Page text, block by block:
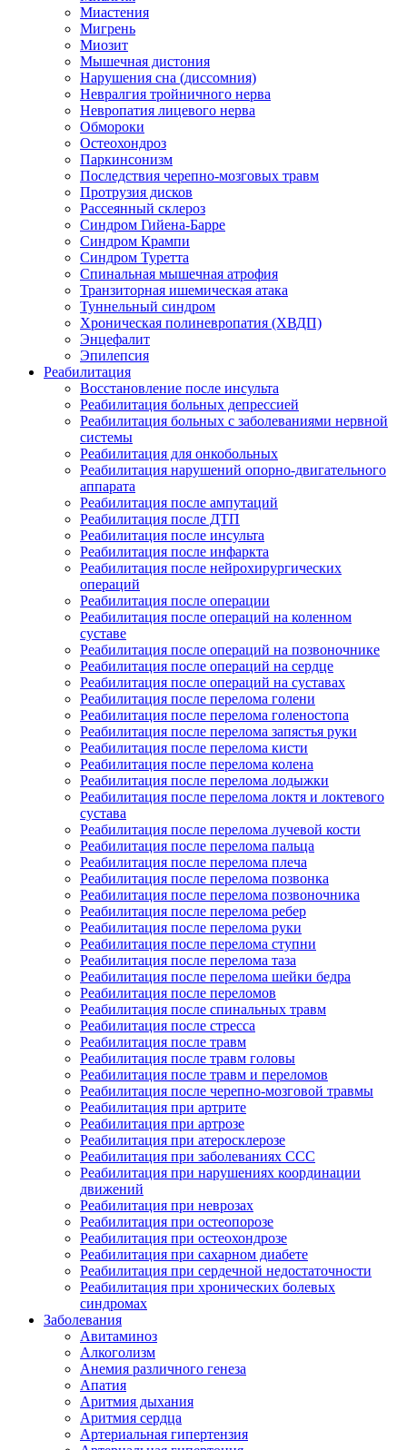
Миастения
Мигрень
Миозит
Мышечная дистония
Нарушения сна (диссомния)
Невралгия тройничного нерва
Невропатия лицевого нерва
Обмороки
Остеохондроз
Паркинсонизм
Последствия черепно-мозговых травм
Протрузия дисков
Рассеянный склероз
Синдром Гийена-Барре
Синдром Крампи
Синдром Туретта
Спинальная мышечная атрофия
Транзиторная ишемическая атака
Туннельный синдром
Хроническая полиневропатия (ХВДП)
Энцефалит
Эпилепсия
Реабилитация
Восстановление после инсульта
Реабилитация больных депрессией
Реабилитация больных с заболеваниями нервной
системы
Реабилитация для онкобольных
Реабилитация нарушений опорно-двигательного
аппарата
Реабилитация после ампутаций
Реабилитация после ДТП
Реабилитация после инсульта
Реабилитация после инфаркта
Реабилитация после нейрохирургических
операций
Реабилитация после операции
Реабилитация после операций на коленном
суставе
Реабилитация после операций на позвоночнике
Реабилитация после операций на сердце
Реабилитация после операций на суставах
Реабилитация после перелома голени
Реабилитация после перелома голеностопа
Реабилитация после перелома запястья руки
Реабилитация после перелома кисти
Реабилитация после перелома колена
Реабилитация после перелома лодыжки
Реабилитация после перелома локтя и локтевого
сустава
Реабилитация после перелома лучевой кости
Реабилитация после перелома пальца
Реабилитация после перелома плеча
Реабилитация после перелома позвонка
Реабилитация после перелома позвоночника
Реабилитация после перелома ребер
Реабилитация после перелома руки
Реабилитация после перелома ступни
Реабилитация после перелома таза
Реабилитация после перелома шейки бедра
Реабилитация после переломов
Реабилитация после спинальных травм
Реабилитация после стресса
Реабилитация после травм
Реабилитация после травм головы
Реабилитация после травм и переломов
Реабилитация после черепно-мозговой травмы
Реабилитация при артрите
Реабилитация при артрозе
Реабилитация при атеросклерозе
Реабилитация при заболеваниях ССС
Реабилитация при нарушениях координации
движений
Реабилитация при неврозах
Реабилитация при остеопорозе
Реабилитация при остеохондрозе
Реабилитация при сахарном диабете
Реабилитация при сердечной недостаточности
Реабилитация при хронических болевых
синдромах
Заболевания
Авитаминоз
Алкоголизм
Анемия различного генеза
Апатия
Аритмия дыхания
Аритмия сердца
Артериальная гипертензия